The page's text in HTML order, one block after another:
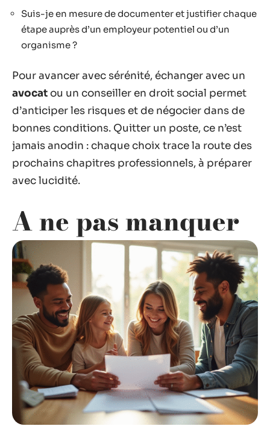
Suis-je en mesure de documenter et justifier chaque
étape auprès d’un employeur potentiel ou d’un
organisme ?
Pour avancer avec sérénité, échanger avec un
avocat ou un conseiller en droit social permet
d’anticiper les risques et de négocier dans de
bonnes conditions. Quitter un poste, ce n’est
jamais anodin : chaque choix trace la route des
prochains chapitres professionnels, à préparer
avec lucidité.
A ne pas manquer